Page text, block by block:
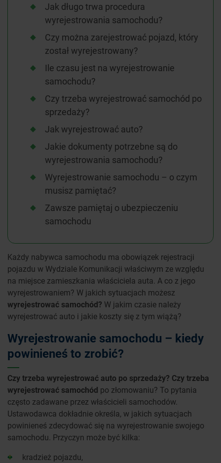
Jak długo trwa procedura
wyrejestrowania samochodu?
Czy można zarejestrować pojazd, który
został wyrejestrowany?
Ile czasu jest na wyrejestrowanie
samochodu?
Czy trzeba wyrejestrować samochód po
sprzedaży?
Jak wyrejestrować auto?
Jakie dokumenty potrzebne są do
wyrejestrowania samochodu?
Wyrejestrowanie samochodu – o czym
musisz pamiętać?
Zawsze pamiętaj o ubezpieczeniu
samochodu
Każdy nabywca samochodu ma obowiązek rejestracji
pojazdu w Wydziale Komunikacji właściwym ze względu
na miejsce zamieszkania właściciela auta. A co z jego
wyrejestrowaniem? W jakich sytuacjach możesz
wyrejestrować samochód? W jakim czasie należy
wyrejestrować auto i jakie koszty się z tym wiążą?
Wyrejestrowanie samochodu – kiedy
powinieneś to zrobić?
Czy trzeba wyrejestrować auto po sprzedaży? Czy trzeba
wyrejestrować samochód po złomowaniu? To pytania
często zadawane przez właścicieli samochodów.
Ustawodawca dokładnie określa, w jakich sytuacjach
powinieneś zdecydować się na wyrejestrowanie swojego
samochodu. Przyczyn może być kilka:
kradzież pojazdu,